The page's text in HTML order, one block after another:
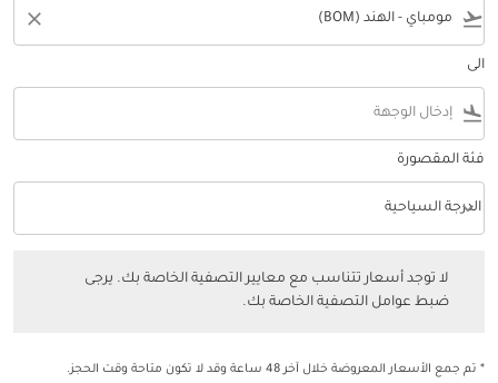
flight_takeoff
close
الى
flight_land
فئة المقصورة
فئة المقصورة option الدرجة السياحية Selected
الدرجة السياحية
keyboard_arrow_down
لا توجد أسعار تتناسب مع معايير التصفية الخاصة بك. يرجى
ضبط عوامل التصفية الخاصة بك.
* تم جمع الأسعار المعروضة خلال آخر 48 ساعة وقد لا تكون متاحة وقت الحجز.